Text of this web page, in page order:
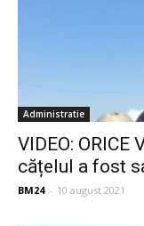
Administratie
VIDEO: ORICE
cățelul a fost
BM24 - 10 august 2021